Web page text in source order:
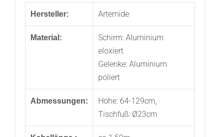
Hersteller: Artemide
Material:
Schirm: Aluminium
eloxiert
Gelenke: Aluminium
poliert
Abmessungen:
Höhe: 64-129cm,
Tischfuß: Ø23cm